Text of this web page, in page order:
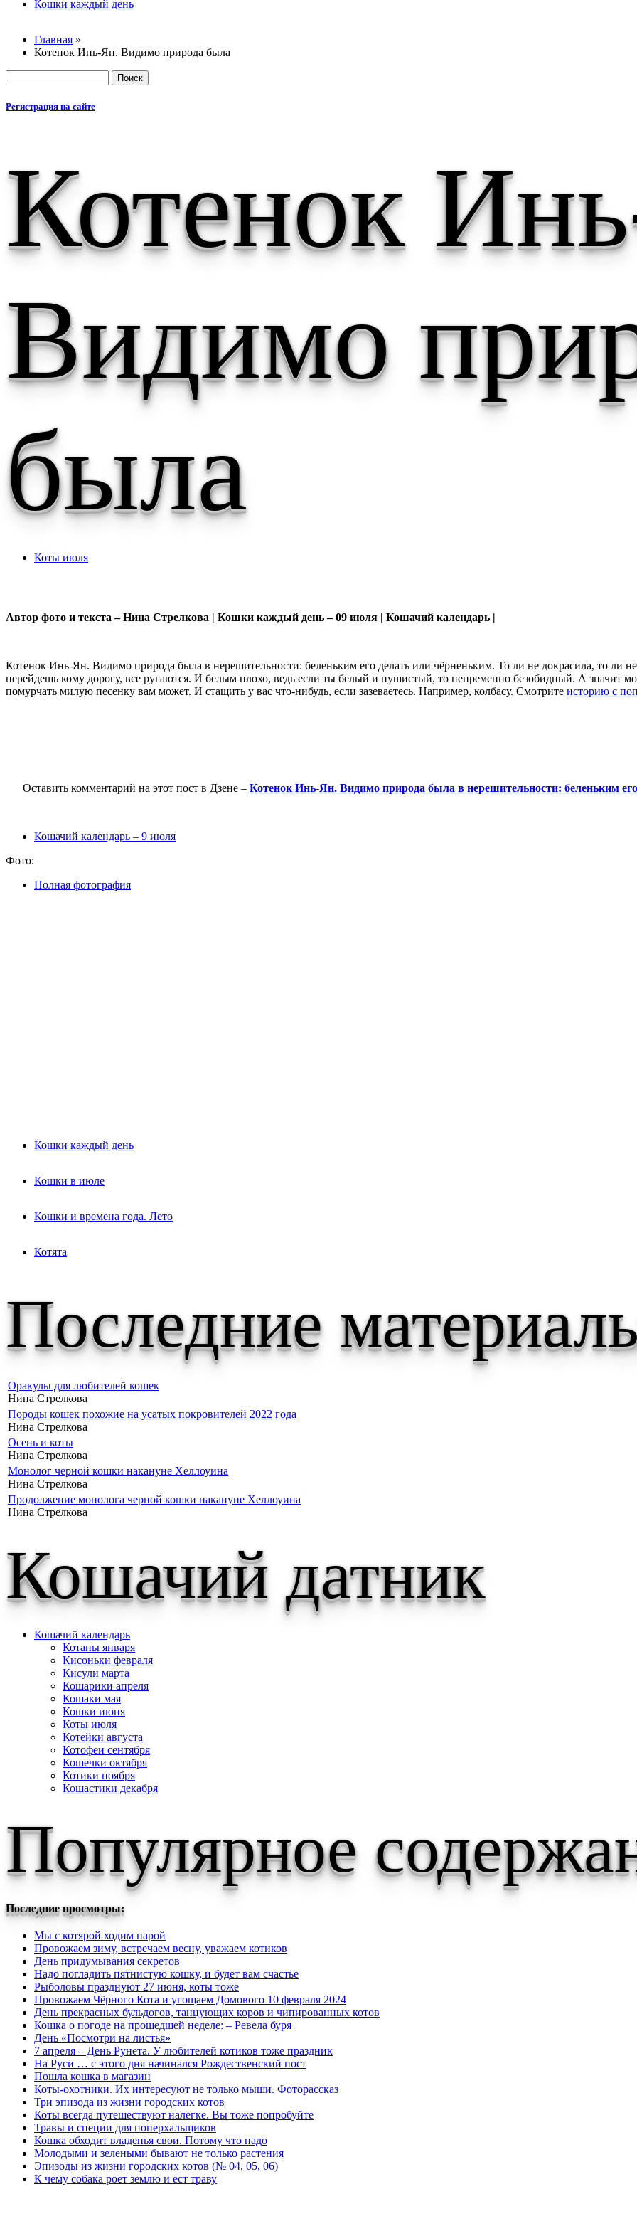
Кошки каждый день
Вы здесь
Главная »
Котенок Инь-Ян. Видимо природа была
Форма поиска
Регистрация на сайте
Котенок
Видимо
была
Коты июля
Автор фото и текста – Нина Стрелкова | Кошки каждый день – 09 июля | Кошачий календарь |
Котенок Инь-Ян. Видимо природа была в нерешительности: беленьким его делать или чёрненьким. То ли не докрасила, то ли
перейдешь кому дорогу, все ругаются. И белым плохо, ведь если ты белый и пушистый, то непременно безобидный. А значит
помурчать милую песенку вам может. И стащить у вас что-нибудь, если зазеваетесь. Например, колбасу. Смотрите историю с
Оставить комментарий на этот пост в Дзене – Котенок Инь-Ян. Видимо природа была в нерешительности: беленьким
Кошачий календарь – 9 июля
Фото:
Полная фотография
Кошки каждый день
Кошки в июле
Кошки и времена года. Лето
Котята
Последние
Оракулы для любителей кошек
Нина Стрелкова
Породы кошек похожие на усатых покровителей 2022 года
Нина Стрелкова
Осень и коты
Нина Стрелкова
Монолог черной кошки накануне Хеллоуина
Нина Стрелкова
Продолжение монолога черной кошки накануне Хеллоуина
Нина Стрелкова
Кошачий датник
Кошачий календарь
Котаны января
Кисоньки февраля
Кисули марта
Кошарики апреля
Кошаки мая
Кошки июня
Коты июля
Котейки августа
Котофеи сентября
Кошечки октября
Котики ноября
Кошастики декабря
Популярное
Последние просмотры:
Мы с котярой ходим парой
Провожаем зиму, встречаем весну, уважаем котиков
День придумывания секретов
Надо погладить пятнистую кошку, и будет вам счастье
Рыболовы празднуют 27 июня, коты тоже
Провожаем Чёрного Кота и угощаем Домового 10 февраля 2024
День прекрасных бульдогов, танцующих коров и чипированных котов
Кошка о погоде на прошедшей неделе: – Ревела буря
День «Посмотри на листья»
7 апреля – День Рунета. У любителей котиков тоже праздник
На Руси … с этого дня начинался Рождественский пост
Пошла кошка в магазин
Коты-охотники. Их интересуют не только мыши. Фоторассказ
Три эпизода из жизни городских котов
Коты всегда путешествуют налегке. Вы тоже попробуйте
Травы и специи для поперхальщиков
Кошка обходит владенья свои. Потому что надо
Молодыми и зелеными бывают не только растения
Эпизоды из жизни городских котов (№ 04, 05, 06)
К чему собака роет землю и ест траву